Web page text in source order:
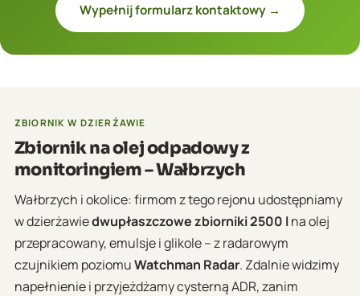
Wypełnij formularz kontaktowy →
ZBIORNIK W DZIERŻAWIE
Zbiornik na olej odpadowy z
monitoringiem – Wałbrzych
Wałbrzych i okolice: firmom z tego rejonu udostępniamy
w dzierżawiedwupłaszczowe zbiorniki 2500 lna olej
przepracowany, emulsje i glikole – z radarowym
czujnikiem poziomuWatchman Radar. Zdalnie widzimy
napełnienie i przyjeżdżamy cysterną ADR, zanim